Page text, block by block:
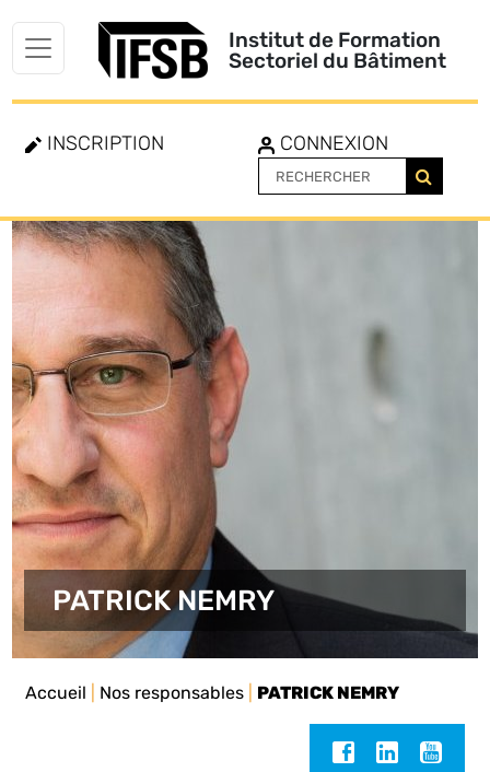
Institut de Formation
Sectoriel du Bâtiment
INSCRIPTION CONNEXION
navigation
PATRICK NEMRY
Accueil Nos responsables PATRICK NEMRY